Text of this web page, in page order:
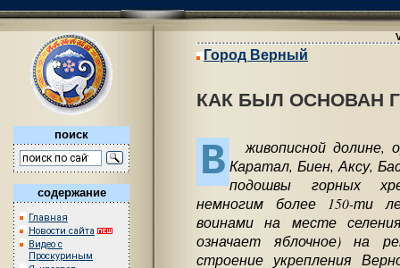
поиск
содержание
Главная
Новости сайта
Видео с
Проскуриным
Город Верный
КАК БЫЛ ОСНОВАН
В
живописной долине,
Каратал, Биен, Аксу,
подошвы горных
немногим более 150-ти
воинами на месте
означает яблочное) на
строение укрепления